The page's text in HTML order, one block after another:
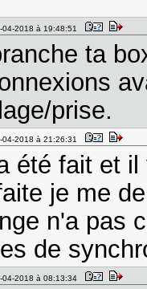
04-2018 à 19:48:51
ta
prise.
04-2018 à 21:26:31
été fait et
je me
n'a pas
de
04-2018 à 08:13:34